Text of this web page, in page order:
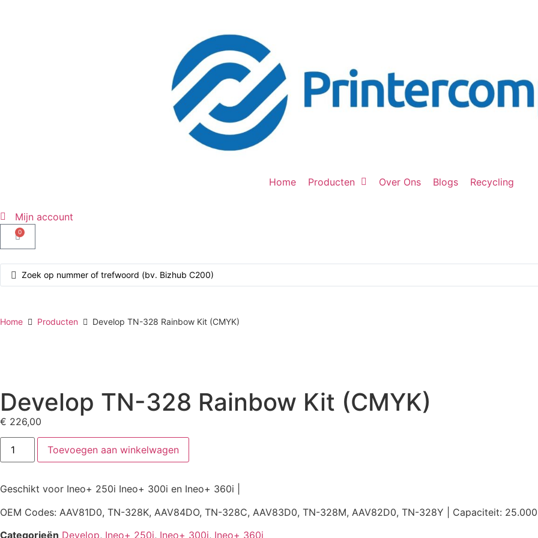
Home Producten Over Ons Blogs Recycling
Mijn account
0
Home Producten Develop TN-328 Rainbow Kit (CMYK)
Develop TN-328 Rainbow Kit (CMYK)
€ 226,00
Toevoegen aan winkelwagen
Geschikt voor Ineo+ 250i Ineo+ 300i en Ineo+ 360i |
OEM Codes: AAV81D0, TN-328K, AAV84DO, TN-328C, AAV83D0, TN-328M, AAV82D0, TN-328Y | Capaciteit: 25.000
Categorieën Develop, Ineo+ 250i, Ineo+ 300i, Ineo+ 360i